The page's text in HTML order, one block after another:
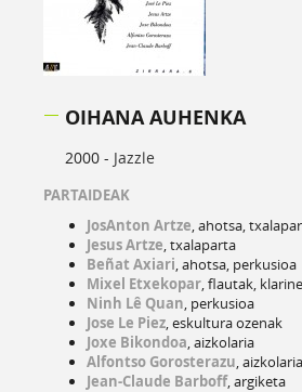
OIHANA AUHENKA
2000 - Jazzle
PARTAIDEAK
JosAnton Artze, ahotsa,
Jesus Artze, txalaparta
Beñat Axiari, ahotsa, perkusioa
Mixel Etxekopar, flautak,
Ninh Lê Quan, perkusioa
Jose Le Piez, eskultura ozenak
Joxe Bikondoa, aizkolaria
Alfontso Gorosterazu, aizkolaria
Jean-Claude Barboff, argiketa